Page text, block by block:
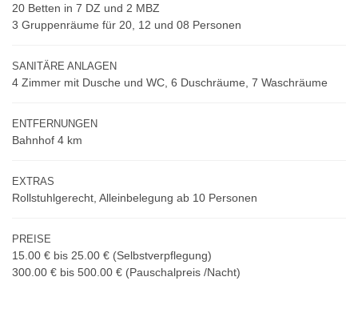
20 Betten in 7 DZ und 2 MBZ
3 Gruppenräume für 20, 12 und 08 Personen
SANITÄRE ANLAGEN
4 Zimmer mit Dusche und WC, 6 Duschräume, 7 Waschräume
ENTFERNUNGEN
Bahnhof 4 km
EXTRAS
Rollstuhlgerecht, Alleinbelegung ab 10 Personen
PREISE
15.00 € bis 25.00 € (Selbstverpflegung)
300.00 € bis 500.00 € (Pauschalpreis /Nacht)